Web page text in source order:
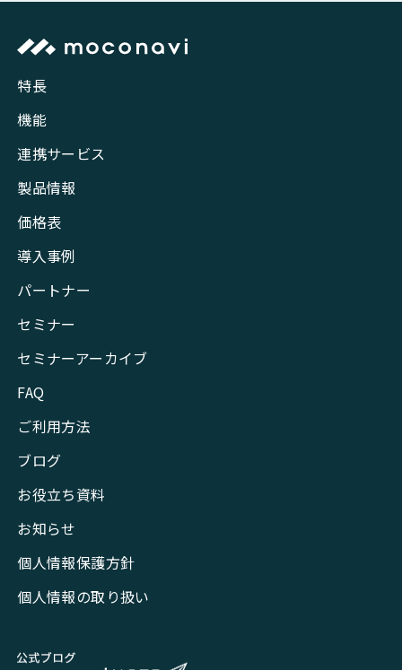
特長
機能
連携サービス
製品情報
価格表
導入事例
パートナー
セミナー
セミナーアーカイブ
FAQ
ご利用方法
ブログ
お役立ち資料
お知らせ
個人情報保護方針
個人情報の取り扱い